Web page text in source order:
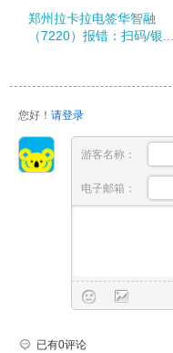
郑州拉卡拉电签华智融
（7220）报错：扫码/银...
您好！ 请登录
游客名称：
电子邮箱：
已有0评论